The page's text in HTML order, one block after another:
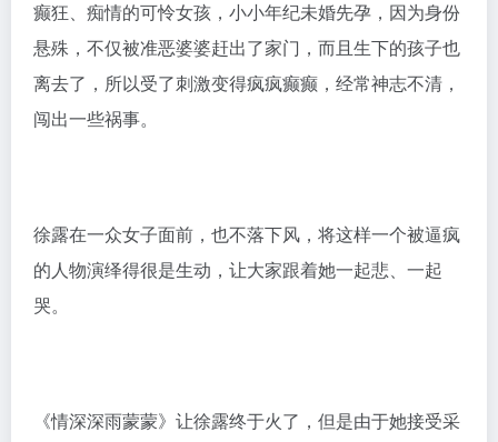
癫狂、痴情的可怜女孩，小小年纪未婚先孕，因为身份
悬殊，不仅被准恶婆婆赶出了家门，而且生下的孩子也
离去了，所以受了刺激变得疯疯癫癫，经常神志不清，
闯出一些祸事。
徐露在一众女子面前，也不落下风，将这样一个被逼疯
的人物演绎得很是生动，让大家跟着她一起悲、一起
哭。